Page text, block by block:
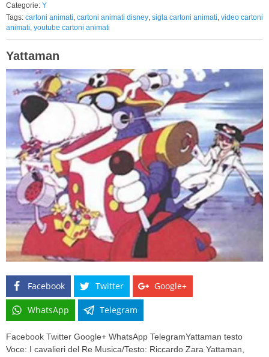
Categorie: Y
Tags: cartoni animati cartoni animati disney sigla cartoni animati video cartoni
animati youtube cartoni animati
Yattaman
Facebook Twitter Google+
WhatsApp Telegram
Facebook Twitter Google+ WhatsApp TelegramYattaman testo
Voce: I cavalieri del Re Musica/Testo: Riccardo Zara Yattaman,